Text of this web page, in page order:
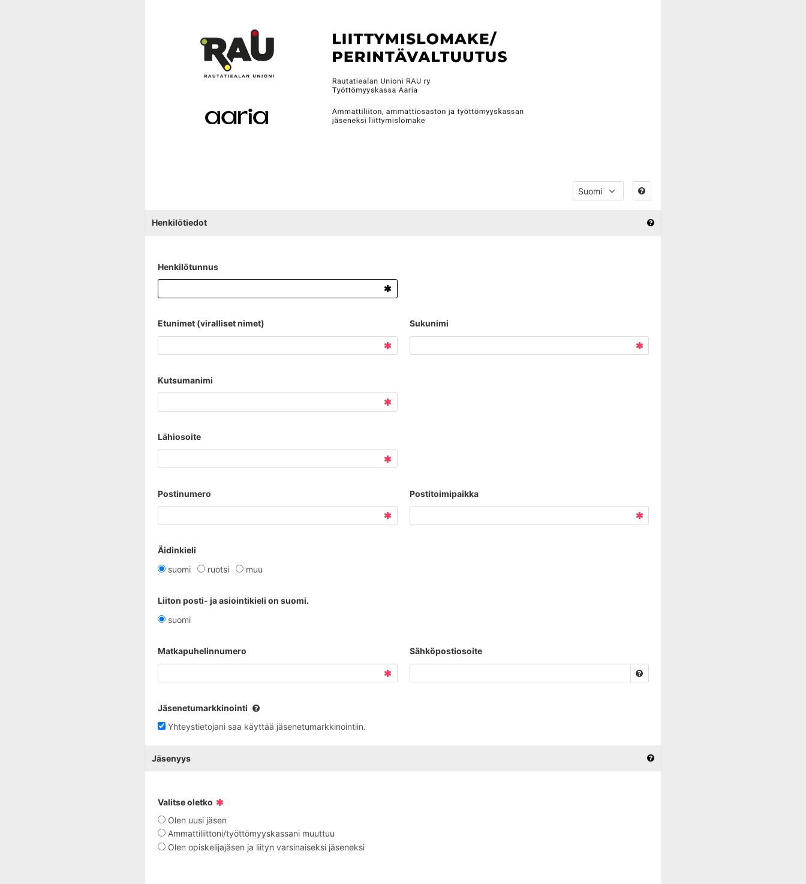
Henkilötiedot
Henkilötunnus
Etunimet (viralliset nimet) Sukunimi
Kutsumanimi
Lähiosoite
Postinumero Postitoimipaikka
Äidinkieli
suomi
ruotsi muu
Liiton posti- ja asiointikieli on suomi.
suomi
Matkapuhelinnumero Sähköpostiosoite
Jäsenetumarkkinointi
Yhteystietojani saa käyttää jäsenetumarkkinointiin.
Jäsenyys
Valitse oletko​
Olen uusi jäsen
Ammattiliittoni/työttömyyskassani muuttuu
Olen opiskelijajäsen ja liityn varsinaiseksi jäseneksi